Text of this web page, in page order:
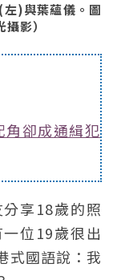
)與葉蘊儀。圖
影）
角卻成通緝犯
享18歲的照
位19歲很出
式國語說：我